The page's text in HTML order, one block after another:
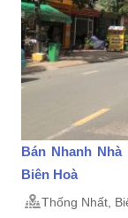
Bán Nhanh
Biên Hoà
Thống Nhất,